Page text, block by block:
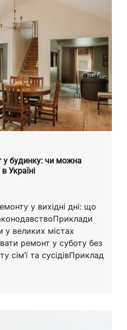
у будинку: чи можна
Україні
у вихідні дні: що
у великих містах
ремонт у суботу без
сім’ї та сусідівПриклад